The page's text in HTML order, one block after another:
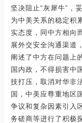
坚决阻止“灰犀牛”，
为中美关系的稳定积
实态度，同中方相向
展外交安全沟通渠道
阐述了中方在问题上
国内政，不得损害中
技打压，取消对华非
国，中美应尊重地区
争议和复杂因素引入
务磋商等进行了积极